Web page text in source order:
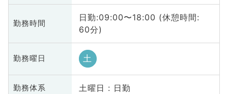
勤務時間
日勤:09:00〜18:00 (休憩時間:
60分)
勤務曜日 土
勤務体系 土曜日 : 日勤